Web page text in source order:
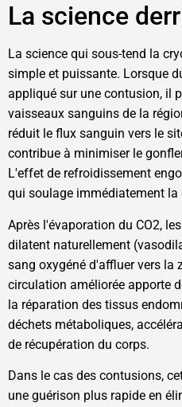
La science
La science qui sous-tend la
simple et puissante. Lorsque
appliqué sur une contusion, il
vaisseaux sanguins de la
réduit le flux sanguin vers le
contribue à minimiser le
L'effet de refroidissement
qui soulage immédiatement la
Après l'évaporation du CO2,
dilatent naturellement
sang oxygéné d'affluer vers la
circulation améliorée apporte
la réparation des tissus
déchets métaboliques,
de récupération du corps.
Dans le cas des contusions,
une guérison plus rapide en